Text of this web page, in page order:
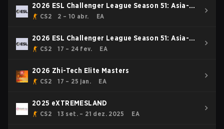
2026 ESL Challenger League Season 51: Asia-
Pacific - Cup #3
CS2 2 – 10 abr. EA
2026 ESL Challenger League Season 51: Asia-
Pacific - Cup #1
CS2 17 – 24 fev. EA
2026 Zhi-Tech Elite Masters
CS2 17 – 25 jan. EA
2025 eXTREMESLAND
CS2 13 set. – 21 dez. 2025 EA